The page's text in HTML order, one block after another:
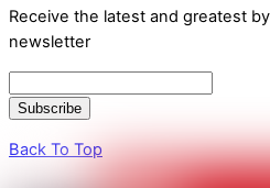
Receive the latest and greatest
newsletter
Back To Top